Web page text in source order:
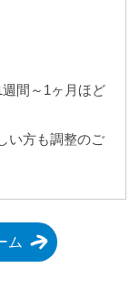
間～1ヶ月ほど
い方も調整のご
ム